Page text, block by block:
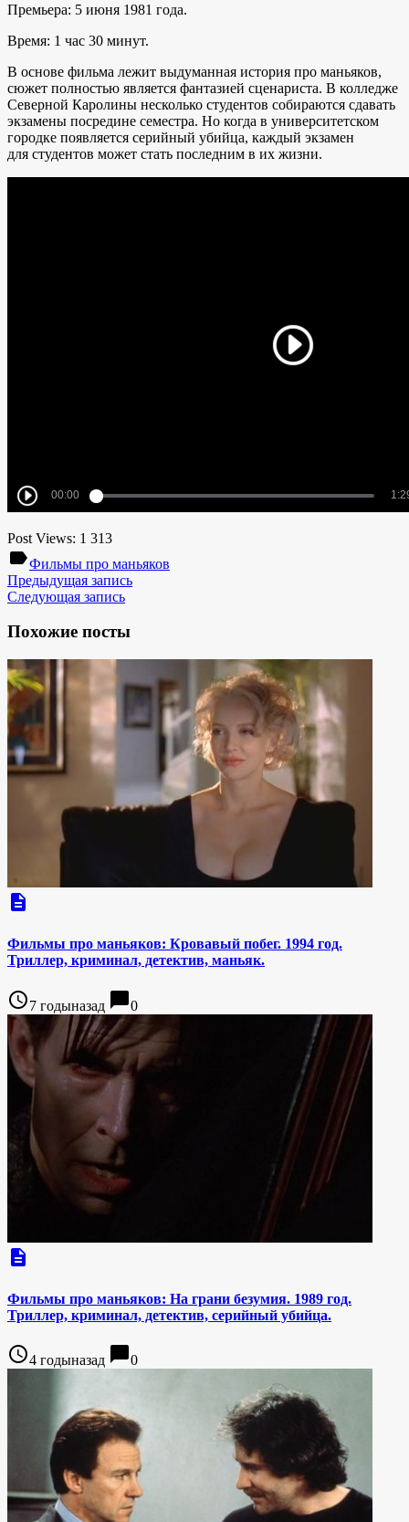
Премьера: 5 июня 1981 года.
Время: 1 час 30 минут.
В основе фильма лежит выдуманная история про маньяков,
сюжет полностью является фантазией сценариста. В колледже
Северной Каролины несколько студентов собираются сдавать
экзамены посредине семестра. Но когда в университетском
городке появляется серийный убийца, каждый экзамен
для студентов может стать последним в их жизни.
Post Views: 1 313
labelФильмы про маньяков
Предыдущая запись
Следующая запись
Похожие посты
description
Фильмы про маньяков: Кровавый побег. 1994 год.
Триллер, криминал, детектив, маньяк.
access_time7 годыназад chat_bubble0
description
Фильмы про маньяков: На грани безумия. 1989 год.
Триллер, криминал, детектив, серийный убийца.
access_time4 годыназад chat_bubble0